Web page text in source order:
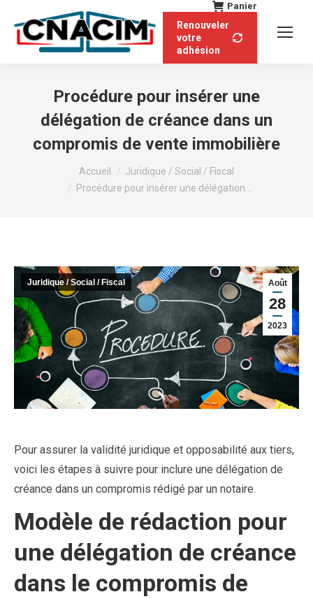
Panier
Renouveler
votre
adhésion
Procédure pour insérer une
délégation de créance dans un
compromis de vente immobilière
Vous êtes ici :Accueil
Juridique / Social / Fiscal
Procédure pour insérer une délégation…
Août
28
2023
Juridique / Social / Fiscal
Pour assurer la validité juridique et opposabilité aux tiers,
voici les étapes à suivre pour inclure une délégation de
créance dans un compromis rédigé par un notaire.
Modèle de rédaction pour
une délégation de créance
dans le compromis de